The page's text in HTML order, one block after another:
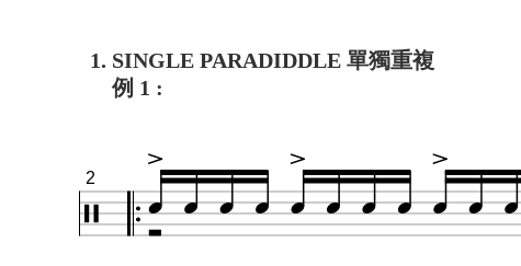
1. SINGLE PARADIDDLE 單獨重複
例 1 :
2